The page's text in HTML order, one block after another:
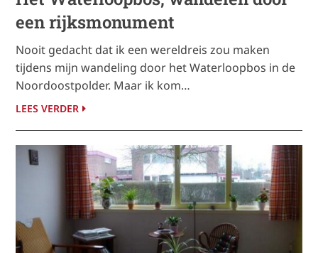
een rijksmonument
Nooit gedacht dat ik een wereldreis zou maken
tijdens mijn wandeling door het Waterloopbos in de
Noordoostpolder. Maar ik kom…
LEES VERDER